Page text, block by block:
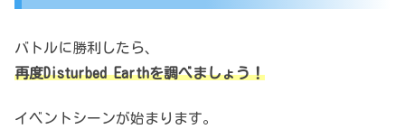
バトルに勝利したら、
再度Disturbed Earthを調べましょう！
イベントシーンが始まります。